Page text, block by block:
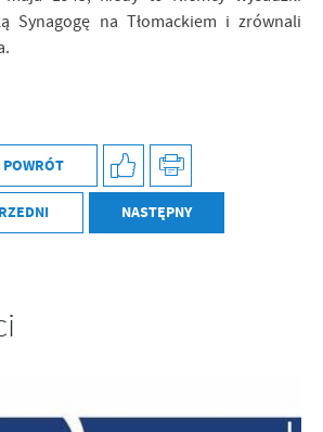
Synagogę na Tłomackiem i zrównali
POWRÓT
NASTĘPNY